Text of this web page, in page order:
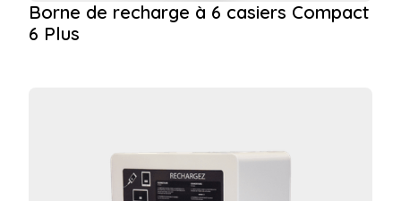
Borne de recharge à 6 casiers Compact
6 Plus